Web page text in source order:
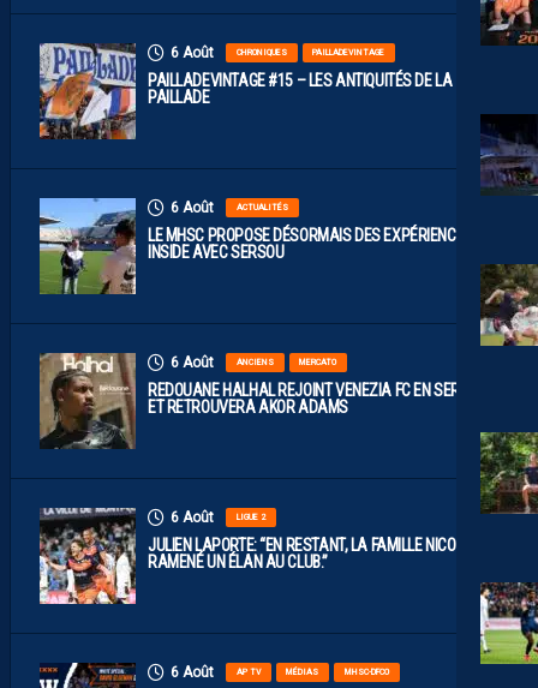
6 Août CHRONIQUES PAILLADEVINTAGE
PAILLADEVINTAGE #15 – LES ANTIQUITÉS DE LA
PAILLADE
6 Août ACTUALITÉS
LE MHSC PROPOSE DÉSORMAIS DES EXPÉRIENCES
INSIDE AVEC SERSOU
6 Août ANCIENS MERCATO
REDOUANE HALHAL REJOINT VENEZIA FC EN SERIE A
ET RETROUVERA AKOR ADAMS
6 Août LIGUE 2
JULIEN LAPORTE: “EN RESTANT, LA FAMILLE NICOLLIN A
RAMENÉ UN ÉLAN AU CLUB.”
6 Août AP TV MÉDIAS MHSC-DFCO